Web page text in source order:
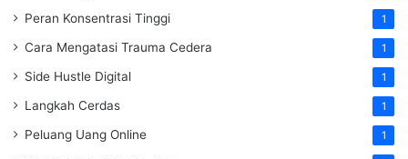
Peran Konsentrasi Tinggi 1
Cara Mengatasi Trauma Cedera 1
Side Hustle Digital 1
Langkah Cerdas 1
Peluang Uang Online 1